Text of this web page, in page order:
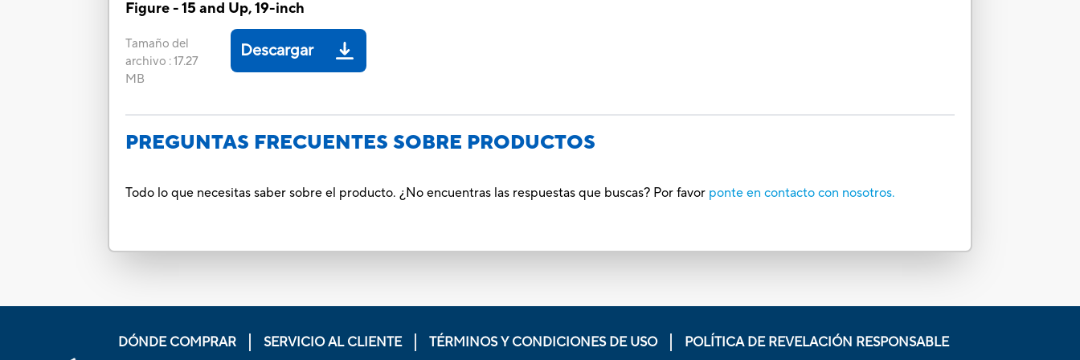
Figure - 15 and Up, 19-inch
Tamaño del
archivo :17.27
MB
Descargar
PREGUNTAS FRECUENTES SOBRE PRODUCTOS
Todo lo que necesitas saber sobre el producto. ¿No encuentras las respuestas que buscas? Por favor ponte en contacto con nosotros.
DÓNDE COMPRAR SERVICIO AL CLIENTE TÉRMINOS Y CONDICIONES DE USO POLÍTICA DE REVELACIÓN RESPONSABLE